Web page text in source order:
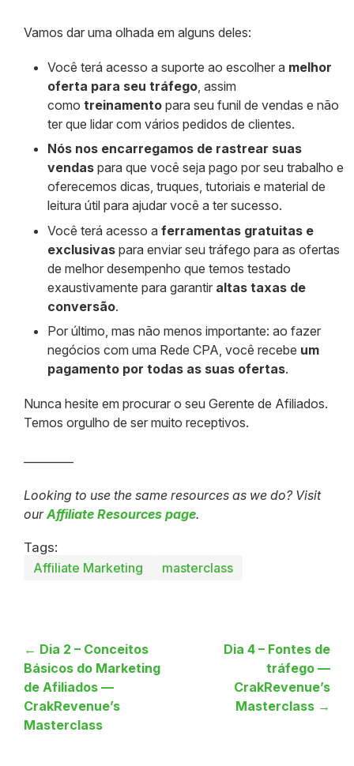
Vamos dar uma olhada em alguns deles:
Você terá acesso a suporte ao escolher a melhor
oferta para seu tráfego , assim
como treinamento para seu funil de vendas e não
ter que lidar com vários pedidos de clientes.
Nós nos encarregamos de rastrear suas
vendas para que você seja pago por seu trabalho e
oferecemos dicas, truques, tutoriais e material de
leitura útil para ajudar você a ter sucesso.
Você terá acesso a ferramentas gratuitas e
exclusivas para enviar seu tráfego para as ofertas
de melhor desempenho que temos testado
exaustivamente para garantir altas taxas de
conversão.
Por último, mas não menos importante: ao fazer
negócios com uma Rede CPA, você recebe um
pagamento por todas as suas ofertas.
Nunca hesite em procurar o seu Gerente de Afiliados.
Temos orgulho de ser muito receptivos.
Looking to use the same resources as we do? Visit
ourAffiliate Resources page.
Tags:
Affiliate Marketing
masterclass
← Dia 2 – Conceitos
Básicos do Marketing
de Afiliados —
CrakRevenue’s
Masterclass
Dia 4 – Fontes de
tráfego —
CrakRevenue’s
Masterclass →